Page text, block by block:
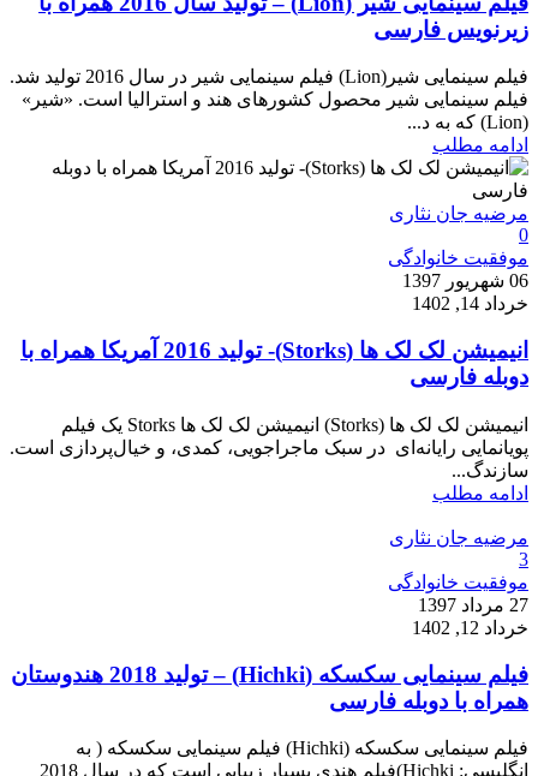
زیرنویس فارسی
فیلم سینمایی شیر(Lion) فیلم سینمایی شیر در سال 2016 تولید شد.
فیلم سینمایی شیر محصول کشورهای هند و استرالیا است. «شیر»
(Lion) که به د...
ادامه مطلب
مرضیه جان نثاری
0
موفقیت خانوادگی
06 شهریور 1397
خرداد 14, 1402
انیمیشن لک لک ها (Storks)- تولید 2016 آمریکا همراه با
دوبله فارسی
انیمیشن لک لک ها (Storks) انیمیشن لک لک ها Storks یک فیلم
پویانمایی رایانه‌ای در سبک ماجراجویی، کمدی، و خیال‌پردازی است.
سازندگ...
ادامه مطلب
مرضیه جان نثاری
3
موفقیت خانوادگی
27 مرداد 1397
خرداد 12, 1402
فیلم سینمایی سکسکه (Hichki) – تولید 2018 هندوستان
همراه با دوبله فارسی
فیلم سینمایی سکسکه (Hichki) فیلم سینمایی سکسکه ( به
انگلیسی: Hichki)فیلم هندی بسیار زیبایی است که در سال 2018